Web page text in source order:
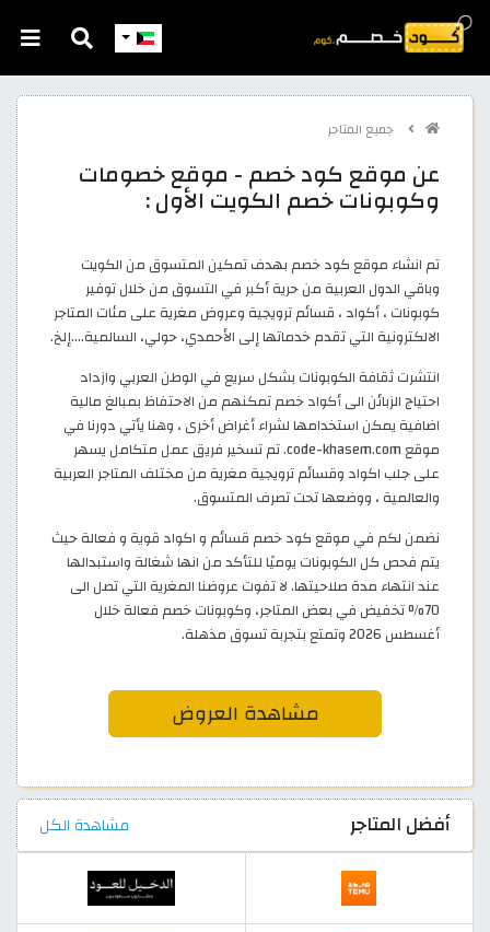
جميع المتاجر
عن موقع كود خصم - موقع خصومات
وكوبونات خصم الكويت الأول :
تم انشاء موقع كود خصم بهدف تمكين المتسوق من الكويت
وباقي الدول العربية من حرية أكبر في التسوق من خلال توفير
كوبونات ، أكواد ، قسائم ترويجية وعروض مغرية على مئات المتاجر
الالكترونية التي تقدم خدماتها إلى الأحمدي، حولي، السالمية....إلخ.
انتشرت ثقافة الكوبونات بشكل سريع في الوطن العربي وازداد
احتياج الزبائن الى أكواد خصم تمكنهم من الاحتفاظ بمبالغ مالية
اضافية يمكن استخدامها لشراء أغراض أخرى ، وهنا يأتي دورنا في
موقع code-khasem.com. تم تسخير فريق عمل متكامل يسهر
على جلب اكواد وقسائم ترويجية مغرية من مختلف المتاجر العربية
والعالمية ، ووضعها تحت تصرف المتسوق.
نضمن لكم في موقع كود خصم قسائم و اكواد قوية و فعالة حيث
يتم فحص كل الكوبونات يوميًا للتأكد من انها شغالة واستبدالها
عند انتهاء مدة صلاحيتها. لا تفوت عروضنا المغرية التي تصل الى
70% تخفيض في بعض المتاجر، وكوبونات خصم فعالة خلال
أغسطس 2026 وتمتع بتجربة تسوق مذهلة.
مشاهدة العروض
أفضل المتاجر مشاهدة الكل